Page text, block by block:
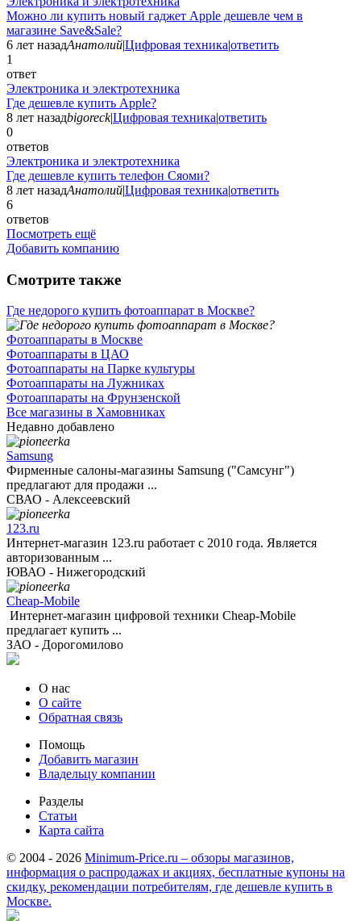
Можно ли купить новый гаджет Apple дешевле чем в
магазине Save&Sale?
6 лет назадАнатолий|Цифровая техника|ответить
1
ответ
Электроника и электротехника
Где дешевле купить Apple?
8 лет назадbigoreck|Цифровая техника|ответить
0
ответов
Электроника и электротехника
Где дешевле купить телефон Сяоми?
8 лет назадАнатолий|Цифровая техника|ответить
6
ответов
Посмотреть ещё
Добавить компанию
Смотрите также
Где недорого купить фотоаппарат в Москве?
Фотоаппараты в Москве
Фотоаппараты в ЦАО
Фотоаппараты на Парке культуры
Фотоаппараты на Лужниках
Фотоаппараты на Фрунзенской
Все магазины в Хамовниках
Недавно добавлено
Samsung
Фирменные салоны-магазины Samsung ("Самсунг")
предлагают для продажи ...
СВАО - Алексеевский
123.ru
Интернет-магазин 123.ru работает с 2010 года. Является
авторизованным ...
ЮВАО - Нижегородский
Cheap-Mobile
Интернет-магазин цифровой техники Cheap-Mobile
предлагает купить ...
ЗАО - Дорогомилово
О нас
О сайте
Обратная связь
Помощь
Добавить магазин
Владельцу компании
Разделы
Статьи
Карта сайта
© 2004 - 2026 Minimum-Price.ru – обзоры магазинов,
информация о распродажах и акциях, бесплатные купоны на
скидку, рекомендации потребителям, где дешевле купить в
Москве.